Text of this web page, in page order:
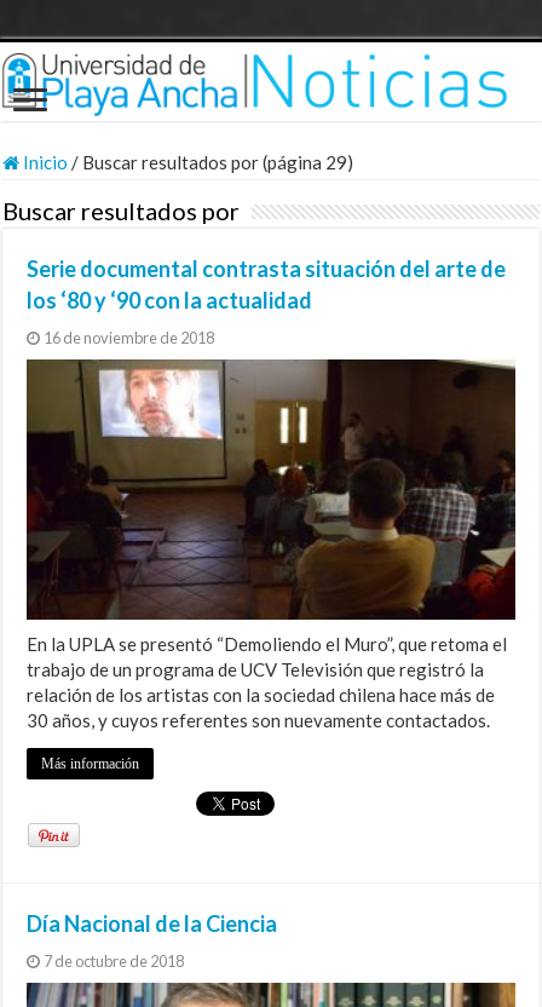
Inicio / Buscar resultados por (página 29)
Buscar resultados por
Serie documental contrasta situación del arte de
los ‘80 y ‘90 con la actualidad
16 de noviembre de 2018
En la UPLA se presentó “Demoliendo el Muro”, que retoma el
trabajo de un programa de UCV Televisión que registró la
relación de los artistas con la sociedad chilena hace más de
30 años, y cuyos referentes son nuevamente contactados.
Más información
Día Nacional de la Ciencia
7 de octubre de 2018